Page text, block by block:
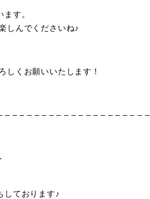
す。
しんでくださいね♪
しくお願いいたします！
– – – – – – – – – – – – – – – – – – – –
しております♪